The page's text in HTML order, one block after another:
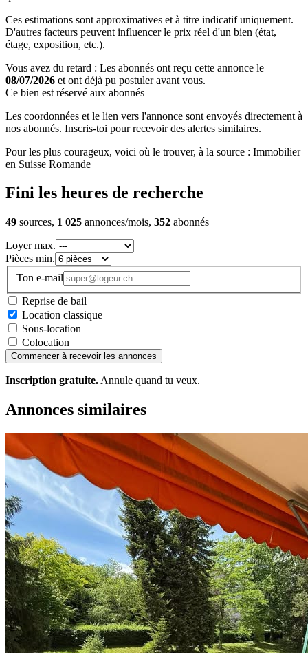
Ces estimations sont approximatives et à titre indicatif uniquement.
D'autres facteurs peuvent influencer le prix réel d'un bien (état,
étage, exposition, etc.).
Vous avez du retard : Les abonnés ont reçu cette annonce le
08/07/2026 et ont déjà pu postuler avant vous.
Ce bien est réservé aux abonnés
Les coordonnées et le lien vers l'annonce sont envoyés directement à
nos abonnés. Inscris-toi pour recevoir des alertes similaires.
Pour les plus courageux, voici où le trouver, à la source : Immobilier
en Suisse Romande
Fini les heures de recherche
49 sources, 1 025 annonces/mois, 352 abonnés
Loyer max.
Pièces min.
Ton e-mail
Reprise de bail
Location classique
Sous-location
Colocation
Commencer à recevoir les annonces
Inscription gratuite. Annule quand tu veux.
Annonces similaires